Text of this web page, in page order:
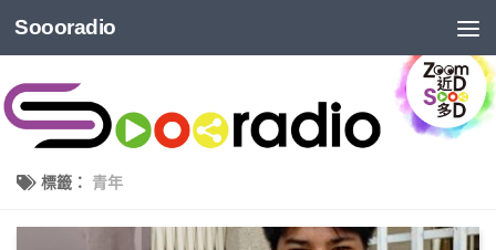
Soooradio
標籤： 青年